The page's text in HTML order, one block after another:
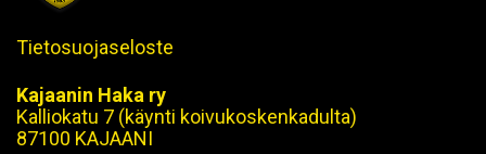
Tietosuojaseloste
Kajaanin Haka ry
Kalliokatu 7 (käynti koivukoskenkadulta)
87100 KAJAANI